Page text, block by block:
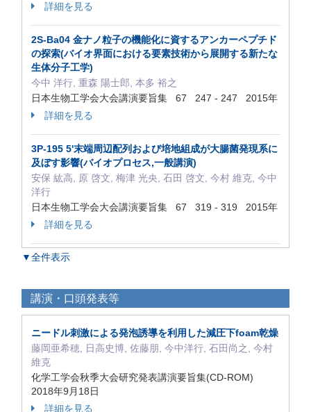
詳細を見る
2S-Ba04 金ナノ粒子の機能化に資するアンカーペプチド
の探索(バイオ界面における要素技術から展開する新たな
生体分子工学)
今中 洋行, 重森 陽士郎, 本多 裕之
日本生物工学会大会講演要旨集 67 247 - 247 2015年
詳細を見る
3P-195 5'末端周辺配列および培地組成が大腸菌発現系に
及ぼす影響(バイオプロセス,一般講演)
安保 紘高, 原 啓文, 梅津 光央, 石田 啓文, 今村 維克, 今中
洋行
日本生物工学会大会講演要旨集 67 319 - 319 2015年
詳細を見る
▼全件表示
講演・口頭発表等
ニードル刺激による発泡誘導を利用した減圧下foam乾燥
藤岡亜希穂, 日高史博, 佐藤朋, 今中洋行, 石田尚之, 今村
維克
化学工学会秋季大会研究発表講演要旨集(CD-ROM)
2018年9月18日
詳細を見る